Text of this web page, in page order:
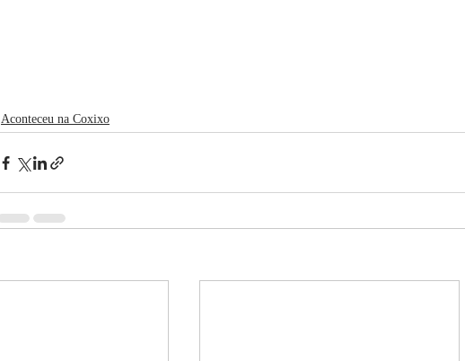
Aconteceu na Coxixo